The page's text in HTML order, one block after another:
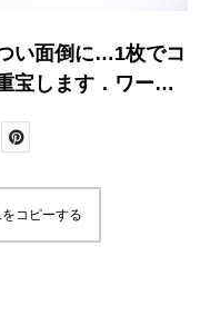
い面倒に…1枚でコ
宝します︎．ワーク
で着れてうれし
コピーする